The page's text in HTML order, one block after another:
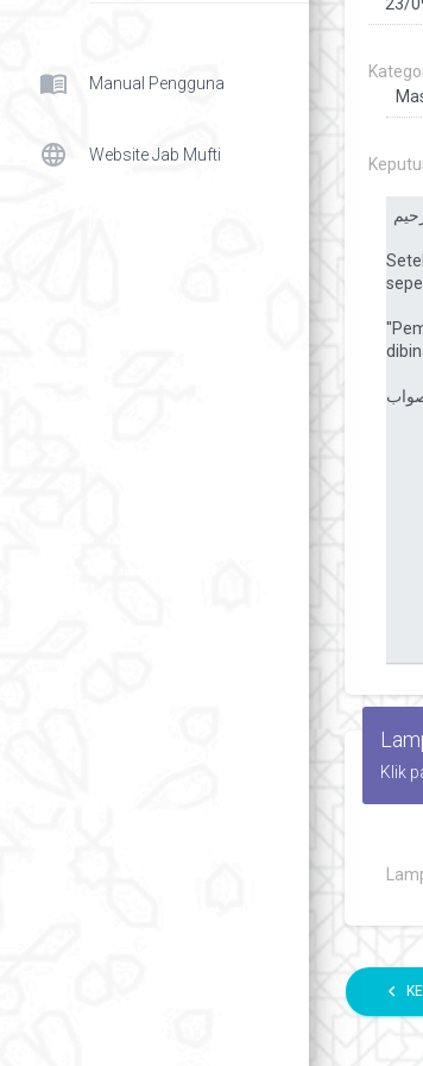
menu_book Manual Pengguna
language Website Jab Mufti
Klik
chevron_left